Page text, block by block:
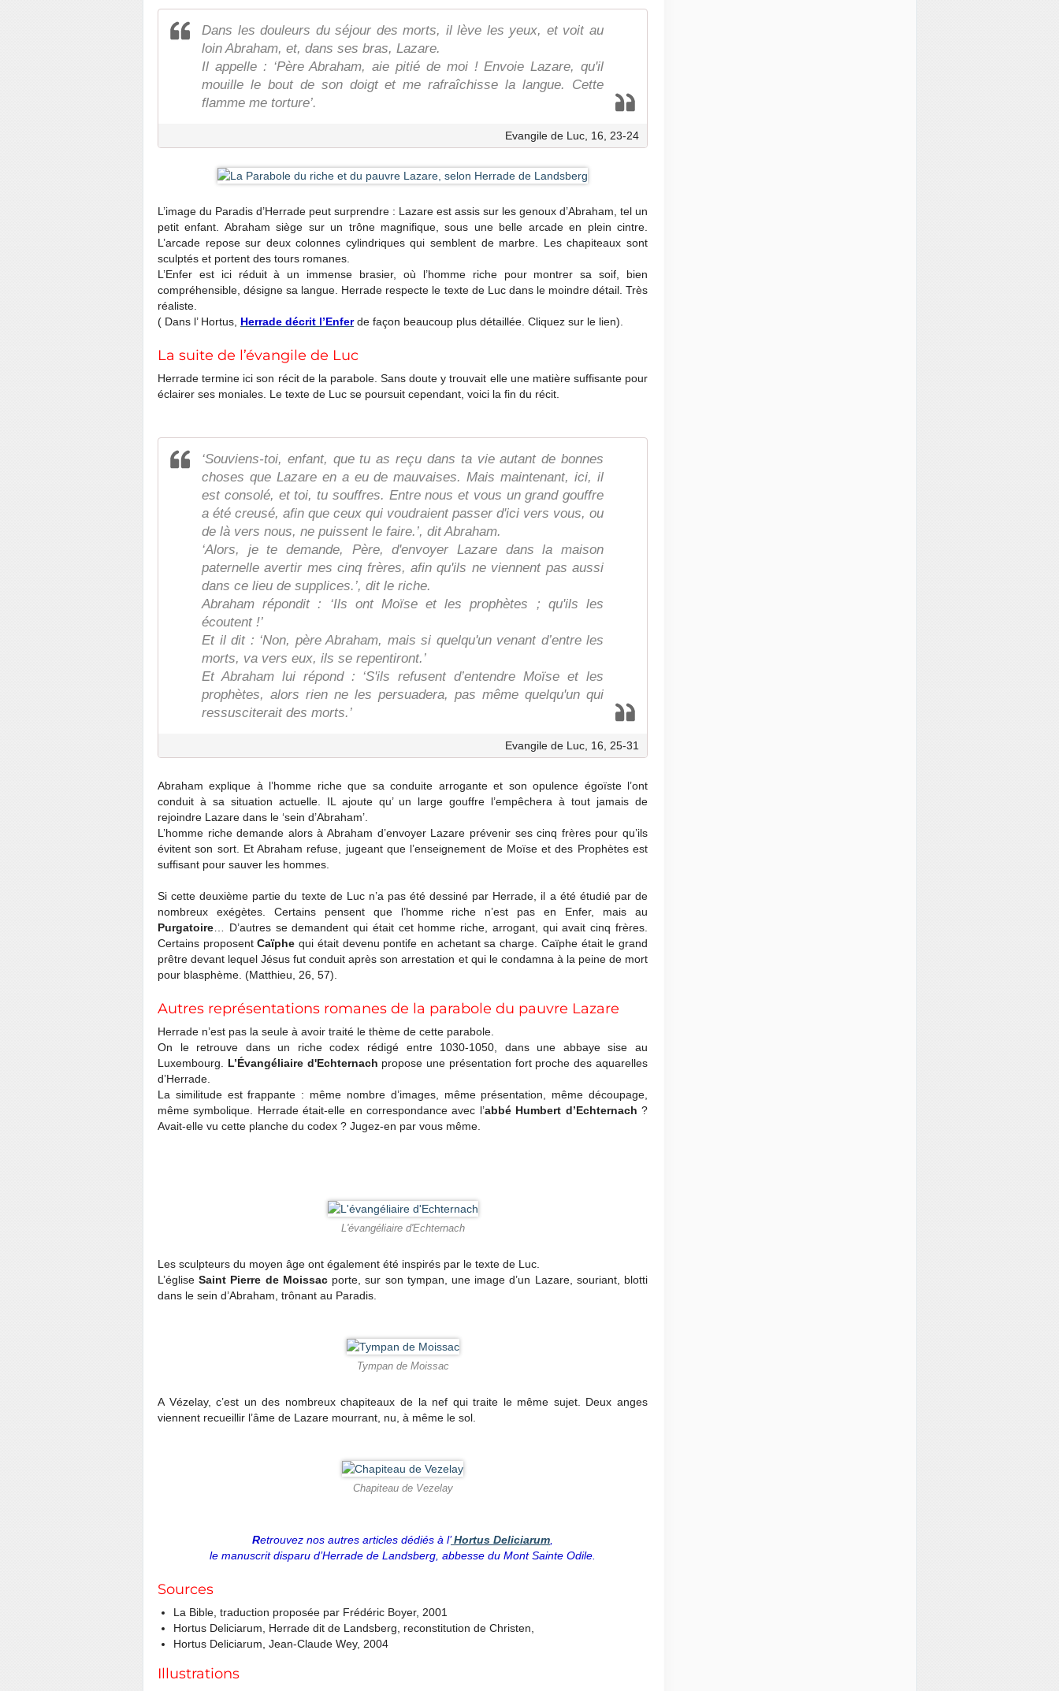
Dans les douleurs du séjour des morts, il lève les yeux, et voit au
loin Abraham, et, dans ses bras, Lazare.
Il appelle : ‘Père Abraham, aie pitié de moi ! Envoie Lazare, qu'il
mouille le bout de son doigt et me rafraîchisse la langue. Cette
flamme me torture’.
Evangile de Luc, 16, 23-24
L’image du Paradis d’Herrade peut surprendre : Lazare est assis sur les genoux d’Abraham, tel un
petit enfant. Abraham siège sur un trône magnifique, sous une belle arcade en plein cintre.
L’arcade repose sur deux colonnes cylindriques qui semblent de marbre. Les chapiteaux sont
sculptés et portent des tours romanes.
L’Enfer est ici réduit à un immense brasier, où l’homme riche pour montrer sa soif, bien
compréhensible, désigne sa langue. Herrade respecte le texte de Luc dans le moindre détail. Très
réaliste.
( Dans l’ Hortus, Herrade décrit l’Enferde façon beaucoup plus détaillée. Cliquez sur le lien).
La suite de l’évangile de Luc
Herrade termine ici son récit de la parabole. Sans doute y trouvait elle une matière suffisante pour
éclairer ses moniales. Le texte de Luc se poursuit cependant, voici la fin du récit.
‘Souviens-toi, enfant, que tu as reçu dans ta vie autant de bonnes
choses que Lazare en a eu de mauvaises. Mais maintenant, ici, il
est consolé, et toi, tu souffres. Entre nous et vous un grand gouffre
a été creusé, afin que ceux qui voudraient passer d'ici vers vous, ou
de là vers nous, ne puissent le faire.’, dit Abraham.
‘Alors, je te demande, Père, d'envoyer Lazare dans la maison
paternelle avertir mes cinq frères, afin qu'ils ne viennent pas aussi
dans ce lieu de supplices.’, dit le riche.
Abraham répondit : ‘Ils ont Moïse et les prophètes ; qu'ils les
écoutent !’
Et il dit : ‘Non, père Abraham, mais si quelqu'un venant d’entre les
morts, va vers eux, ils se repentiront.’
Et Abraham lui répond : ‘S'ils refusent d’entendre Moïse et les
prophètes, alors rien ne les persuadera, pas même quelqu'un qui
ressusciterait des morts.’
Evangile de Luc, 16, 25-31
Abraham explique à l’homme riche que sa conduite arrogante et son opulence égoïste l’ont
conduit à sa situation actuelle. IL ajoute qu’ un large gouffre l’empêchera à tout jamais de
rejoindre Lazare dans le ‘sein d’Abraham’.
L’homme riche demande alors à Abraham d’envoyer Lazare prévenir ses cinq frères pour qu’ils
évitent son sort. Et Abraham refuse, jugeant que l’enseignement de Moïse et des Prophètes est
suffisant pour sauver les hommes.
Si cette deuxième partie du texte de Luc n’a pas été dessiné par Herrade, il a été étudié par de
nombreux exégètes. Certains pensent que l’homme riche n’est pas en Enfer, mais au
Purgatoire … D’autres se demandent qui était cet homme riche, arrogant, qui avait cinq frères.
Certains proposentCaïphe qui était devenu pontife en achetant sa charge. Caïphe était le grand
prêtre devant lequel Jésus fut conduit après son arrestation et qui le condamna à la peine de mort
pour blasphème. (Matthieu, 26, 57).
Autres représentations romanes de la parabole du pauvre Lazare
Herrade n’est pas la seule à avoir traité le thème de cette parabole.
On le retrouve dans un riche codex rédigé entre 1030-1050, dans une abbaye sise au
Luxembourg. L’Évangéliaire d'Echternach propose une présentation fort proche des aquarelles
d’Herrade.
La similitude est frappante : même nombre d’images, même présentation, même découpage,
même symbolique. Herrade était-elle en correspondance avec l’abbé Humbert d’Echternach ?
Avait-elle vu cette planche du codex ? Jugez-en par vous même.
L'évangéliaire d'Echternach
Les sculpteurs du moyen âge ont également été inspirés par le texte de Luc.
L’égliseSaint Pierre de Moissacporte, sur son tympan, une image d’un Lazare, souriant, blotti
dans le sein d’Abraham, trônant au Paradis.
Tympan de Moissac
A Vézelay, c’est un des nombreux chapiteaux de la nef qui traite le même sujet. Deux anges
viennent recueillir l’âme de Lazare mourrant, nu, à même le sol.
Chapiteau de Vezelay
Retrouvez nos autres articles dédiés à l’ Hortus Deliciarum
le manuscrit disparu d’Herrade de Landsberg, abbesse du Mont Sainte Odile.
Sources
La Bible, traduction proposée par Frédéric Boyer, 2001
Hortus Deliciarum, Herrade dit de Landsberg, reconstitution de Christen,
Hortus Deliciarum, Jean-Claude Wey, 2004
Illustrations